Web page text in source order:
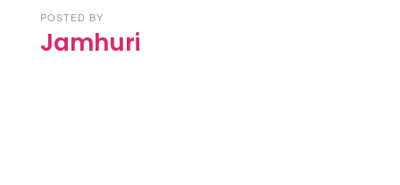
POSTED BY
Jamhuri